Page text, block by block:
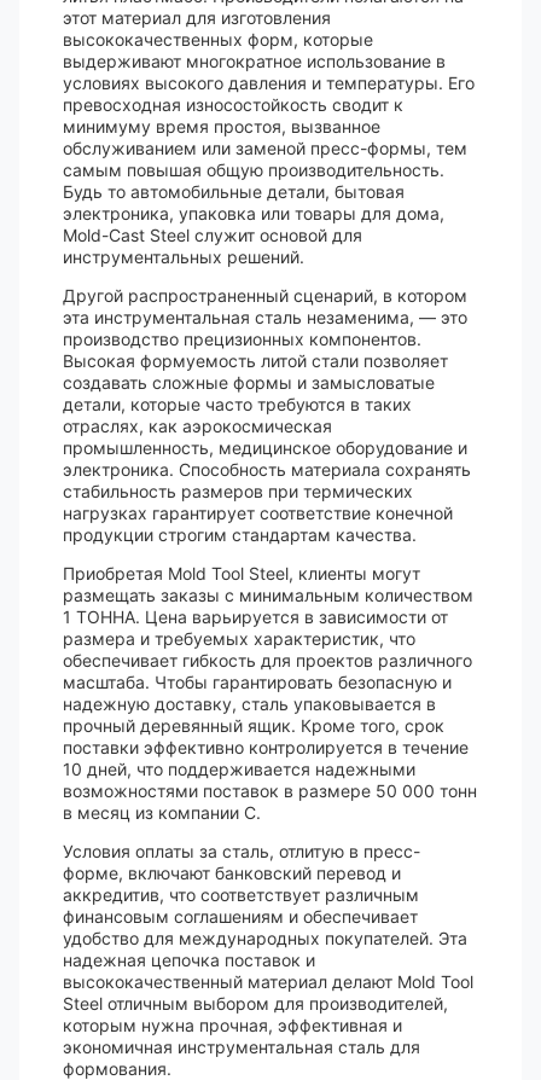
этот материал для изготовления
высококачественных форм, которые
выдерживают многократное использование в
условиях высокого давления и температуры. Его
превосходная износостойкость сводит к
минимуму время простоя, вызванное
обслуживанием или заменой пресс-формы, тем
самым повышая общую производительность.
Будь то автомобильные детали, бытовая
электроника, упаковка или товары для дома,
Mold-Cast Steel служит основой для
инструментальных решений.
Другой распространенный сценарий, в котором
эта инструментальная сталь незаменима, — это
производство прецизионных компонентов.
Высокая формуемость литой стали позволяет
создавать сложные формы и замысловатые
детали, которые часто требуются в таких
отраслях, как аэрокосмическая
промышленность, медицинское оборудование и
электроника. Способность материала сохранять
стабильность размеров при термических
нагрузках гарантирует соответствие конечной
продукции строгим стандартам качества.
Приобретая Mold Tool Steel, клиенты могут
размещать заказы с минимальным количеством
1 ТОННА. Цена варьируется в зависимости от
размера и требуемых характеристик, что
обеспечивает гибкость для проектов различного
масштаба. Чтобы гарантировать безопасную и
надежную доставку, сталь упаковывается в
прочный деревянный ящик. Кроме того, срок
поставки эффективно контролируется в течение
10 дней, что поддерживается надежными
возможностями поставок в размере 50 000 тонн
в месяц из компании C.
Условия оплаты за сталь, отлитую в пресс-
форме, включают банковский перевод и
аккредитив, что соответствует различным
финансовым соглашениям и обеспечивает
удобство для международных покупателей. Эта
надежная цепочка поставок и
высококачественный материал делают Mold Tool
Steel отличным выбором для производителей,
которым нужна прочная, эффективная и
экономичная инструментальная сталь для
формования.